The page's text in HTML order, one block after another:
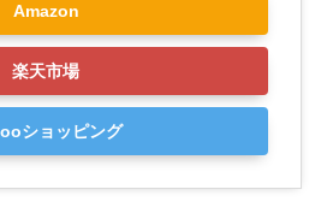
Amazon
楽天市場
ショッピング